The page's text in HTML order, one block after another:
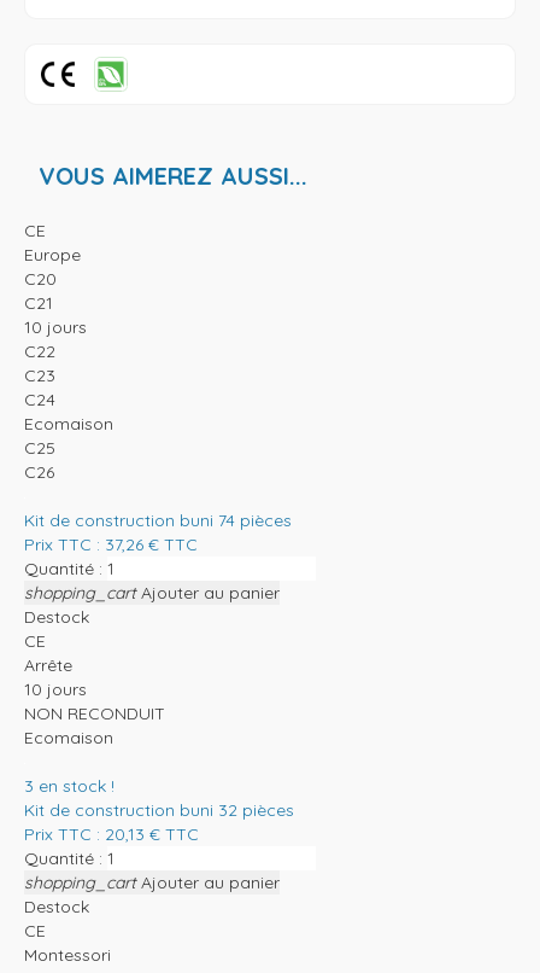
VOUS AIMEREZ AUSSI...
CE
Europe
C20
C21
10 jours
C22
C23
C24
Ecomaison
C25
C26
Kit de construction buni 74 pièces
Prix TTC : 37,26 € TTC
Quantité :
shopping_cart Ajouter au panier
Destock
CE
Arrête
10 jours
NON RECONDUIT
Ecomaison
3 en stock !
Kit de construction buni 32 pièces
Prix TTC : 20,13 € TTC
Quantité :
shopping_cart Ajouter au panier
Destock
CE
Montessori